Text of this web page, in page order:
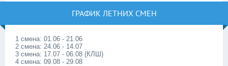
ГРАФИК ЛЕТНИХ СМЕН
1 смена: 01.06 - 21.06
2 смена: 24.06 - 14.07
3 смена: 17.07 - 06.08 (КЛШ)
4 смена: 09.08 - 29.08